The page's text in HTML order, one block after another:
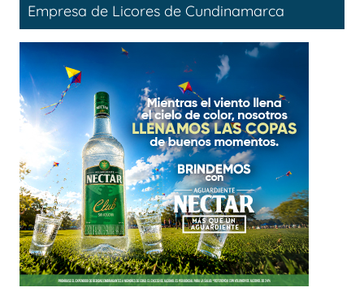
Empresa de Licores de Cundinamarca